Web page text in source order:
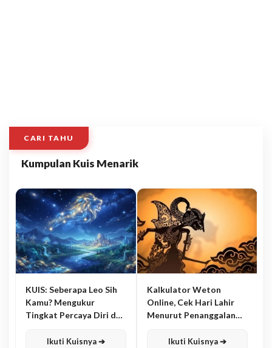
CARI TAHU
Kumpulan Kuis Menarik
KUIS: Seberapa Leo Sih
Kamu? Mengukur
Tingkat Percaya Diri dan
Ikuti Kuisnya ➔
Kalkulator Weton
Online, Cek Hari Lahir
Menurut Penanggalan
Ikuti Kuisnya ➔